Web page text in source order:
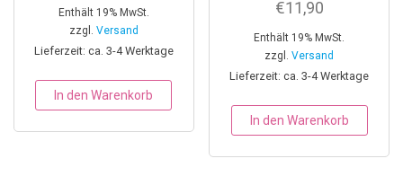
Enthält 19% MwSt.
zzgl. Versand
Lieferzeit: ca. 3-4 Werktage
In den Warenkorb
€11,90
Enthält 19% MwSt.
zzgl.Versand
Lieferzeit: ca. 3-4 Werktage
In den Warenkorb